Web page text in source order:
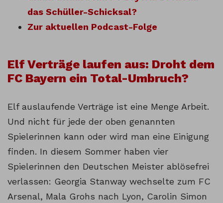
das Schüller-Schicksal?
Zur aktuellen Podcast-Folge
Elf Verträge laufen aus: Droht dem
FC Bayern ein Total-Umbruch?
Elf auslaufende Verträge ist eine Menge Arbeit.
Und nicht für jede der oben genannten
Spielerinnen kann oder wird man eine Einigung
finden. In diesem Sommer haben vier
Spielerinnen den Deutschen Meister ablösefrei
verlassen: Georgia Stanway wechselte zum FC
Arsenal, Mala Grohs nach Lyon, Carolin Simon